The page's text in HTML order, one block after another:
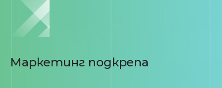
Маркетинг подкрепа